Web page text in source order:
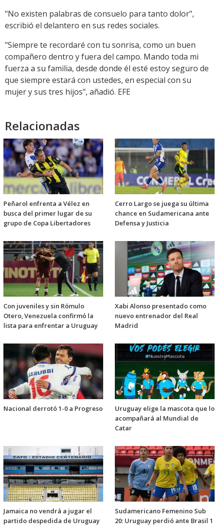
"No existen palabras de consuelo para tanto dolor",
escribió el delantero en sus redes sociales.
"Siempre te recordaré con tu sonrisa, como un buen
compañero dentro y fuera del campo. Mando toda mi
fuerza a su familia, desde donde él esté estoy seguro de
que siempre estará con ustedes, en especial con su
mujer y sus tres hijos", añadió. EFE
Relacionadas
Peñarol enfrenta a Vélez en
busca del primer lugar de su
grupo de Copa Libertadores
Cerro Largo se juega su última
chance en Sudamericana ante
Defensa y Justicia
Con juveniles y sin Rómulo
Otero, Venezuela confirmó la
lista para enfrentar a Uruguay
Xabi Alonso presentado como
nuevo entrenador del Real
Madrid
Nacional derrotó 1-0 a Progreso
Uruguay elige la mascota que lo
acompañará al Mundial de
Catar
Jamaica no vendrá a jugar el
partido despedida de Uruguay
Sudamericano Femenino Sub
20: Uruguay perdió ante Brasil 1